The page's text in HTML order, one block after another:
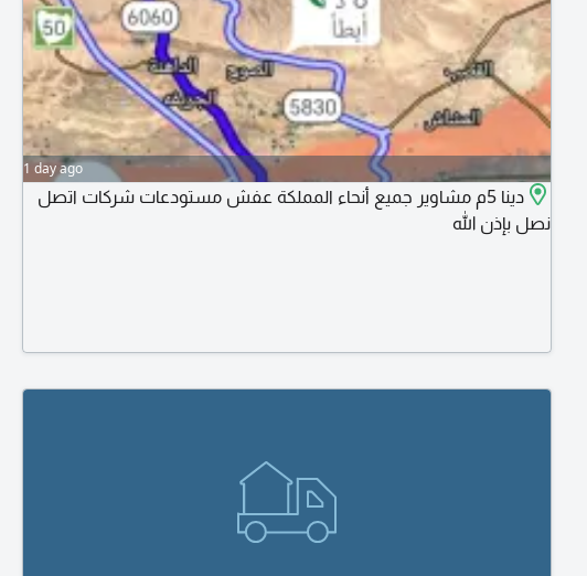
1 day ago
دينا 5م مشاوير جميع أنحاء المملكة عفش مستودعات شركات اتصل
نصل بإذن الله